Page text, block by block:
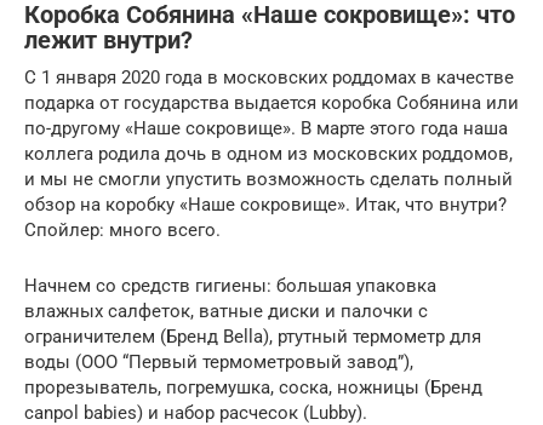
Коробка Собянина «Наше сокровище»: что
лежит внутри?
С 1 января 2020 года в московских роддомах в качестве
подарка от государства выдается коробка Собянина или
по-другому «Наше сокровище». В марте этого года наша
коллега родила дочь в одном из московских роддомов,
и мы не смогли упустить возможность сделать полный
обзор на коробку «Наше сокровище». Итак, что внутри?
Спойлер: много всего.
Начнем со средств гигиены: большая упаковка
влажных салфеток, ватные диски и палочки с
ограничителем (Бренд Bella), ртутный термометр для
воды (ООО “Первый термометровый завод”),
прорезыватель, погремушка, соска, ножницы (Бренд
canpol babies) и набор расчесок (Lubby).